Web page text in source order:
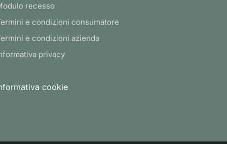
recesso
e condizioni consumatore
e condizioni azienda
privacy
cookie